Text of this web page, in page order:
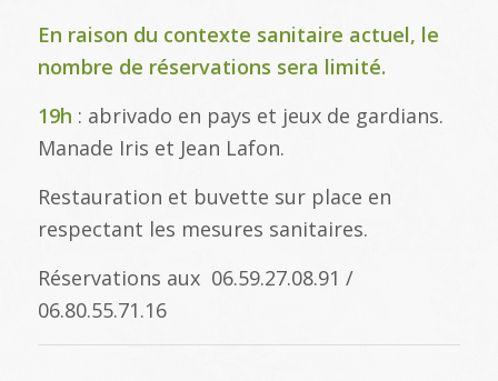
En raison du contexte sanitaire actuel, le
nombre de réservations sera limité.
19h : abrivado en pays et jeux de gardians.
Manade Iris et Jean Lafon.
Restauration et buvette sur place en
respectant les mesures sanitaires.
Réservations aux 06.59.27.08.91 /
06.80.55.71.16